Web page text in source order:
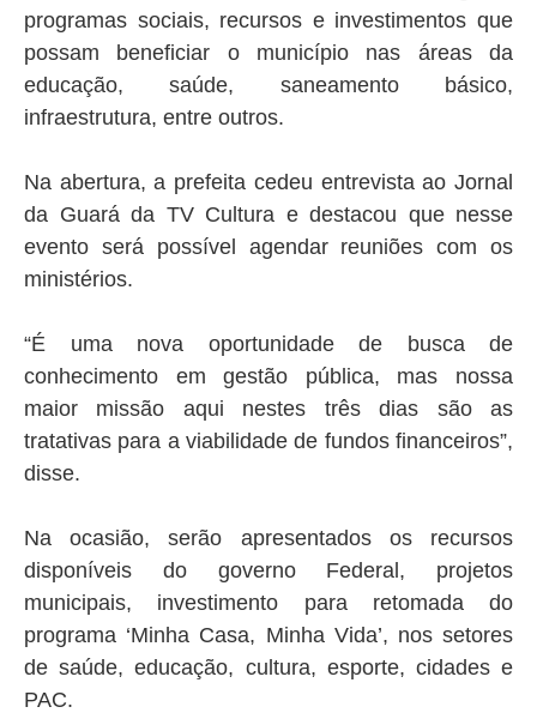
programas sociais, recursos e investimentos que
possam beneficiar o município nas áreas da
educação, saúde, saneamento básico,
infraestrutura, entre outros.
Na abertura, a prefeita cedeu entrevista ao Jornal
da Guará da TV Cultura e destacou que nesse
evento será possível agendar reuniões com os
ministérios.
“É uma nova oportunidade de busca de
conhecimento em gestão pública, mas nossa
maior missão aqui nestes três dias são as
tratativas para a viabilidade de fundos financeiros”,
disse.
Na ocasião, serão apresentados os recursos
disponíveis do governo Federal, projetos
municipais, investimento para retomada do
programa ‘Minha Casa, Minha Vida’, nos setores
de saúde, educação, cultura, esporte, cidades e
PAC.